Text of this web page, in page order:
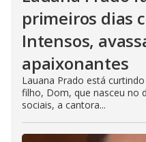
primeiros dias
Intensos,
apaixonantes
Lauana Prado está
filho, Dom, que nasceu no
sociais, a cantora...